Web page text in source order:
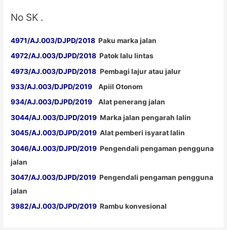
No SK .
4971/AJ.003/DJPD/2018 Paku marka jalan
4972/AJ.003/DJPD/2018 Patok lalu lintas
4973/AJ.003/DJPD/2018 Pembagi lajur atau jalur
933/AJ.003/DJPD/2019 Apiil Otonom
934/AJ.003/DJPD/2019 Alat penerang jalan
3044/AJ.003/DJPD/2019 Marka jalan pengarah lalin
3045/AJ.003/DJPD/2019 Alat pemberi isyarat lalin
3046/AJ.003/DJPD/2019 Pengendali pengaman pengguna
jalan
3047/AJ.003/DJPD/2019 Pengendali pengaman pengguna
jalan
3982/AJ.003/DJPD/2019 Rambu konvesional